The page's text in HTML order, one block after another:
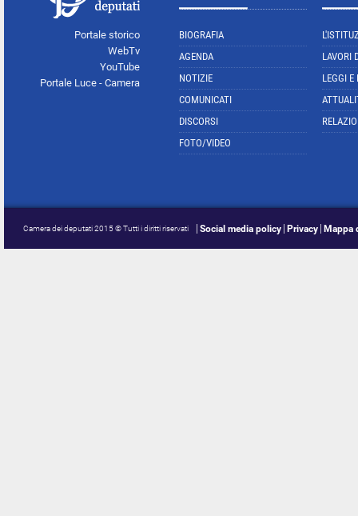
Portale storico
WebTv
YouTube
Portale Luce - Camera
BIOGRAFIA
AGENDA
NOTIZIE
COMUNICATI
DISCORSI
FOTO/VIDEO
LAVORI
LEGGI E
Camera dei deputati 2015 © Tutti i diritti riservati Social media policy Privacy Mappa